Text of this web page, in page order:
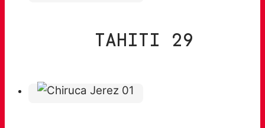
TAHITI 29